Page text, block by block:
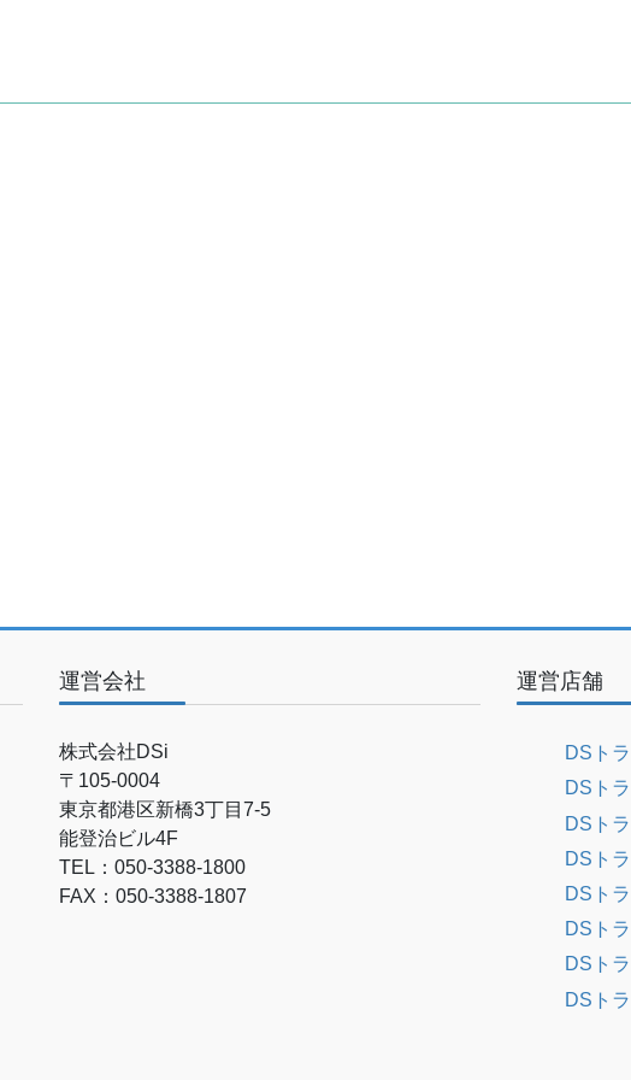
運営会社
株式会社DSi
〒105-0004
東京都港区新橋3丁目7-5
能登治ビル4F
TEL：050-3388-1800
FAX：050-3388-1807
運営店舗
DSト
DSト
DSト
DSト
DSト
DSト
DSト
DSト